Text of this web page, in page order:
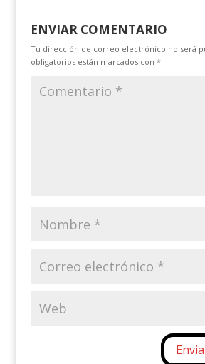
ENVIAR COMENTARIO
Tu dirección de correo electrónico no será
obligatorios están marcados con *